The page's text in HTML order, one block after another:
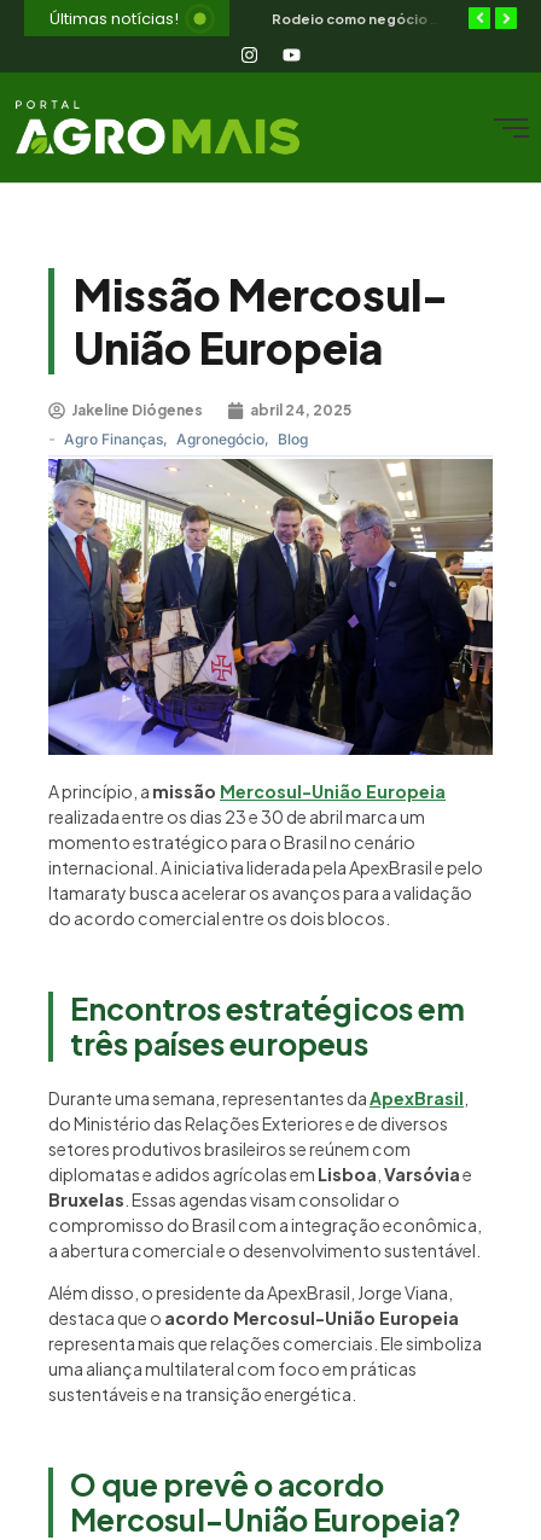
Últimas notícias!
Missão Mercosul-
União Europeia
Jakeline Diógenes abril 24, 2025
- Agro Finanças, Agronegócio, Blog
A princípio, a missão Mercosul-União Europeia
realizada entre os dias 23 e 30 de abril marca um
momento estratégico para o Brasil no cenário
internacional. A iniciativa liderada pela ApexBrasil e pelo
Itamaraty busca acelerar os avanços para a validação
do acordo comercial entre os dois blocos.
Encontros estratégicos em
três países europeus
Durante uma semana, representantes daApexBrasil
do Ministério das Relações Exteriores e de diversos
setores produtivos brasileiros se reúnem com
diplomatas e adidos agrícolas em Lisboa Varsóviae
Bruxelas . Essas agendas visam consolidar o
compromisso do Brasil com a integração econômica,
a abertura comercial e o desenvolvimento sustentável.
Além disso, o presidente da ApexBrasil, Jorge Viana,
destaca que o acordo Mercosul-União Europeia
representa mais que relações comerciais. Ele simboliza
uma aliança multilateral com foco em práticas
sustentáveis e na transição energética.
O que prevê o acordo
Mercosul-União Europeia?